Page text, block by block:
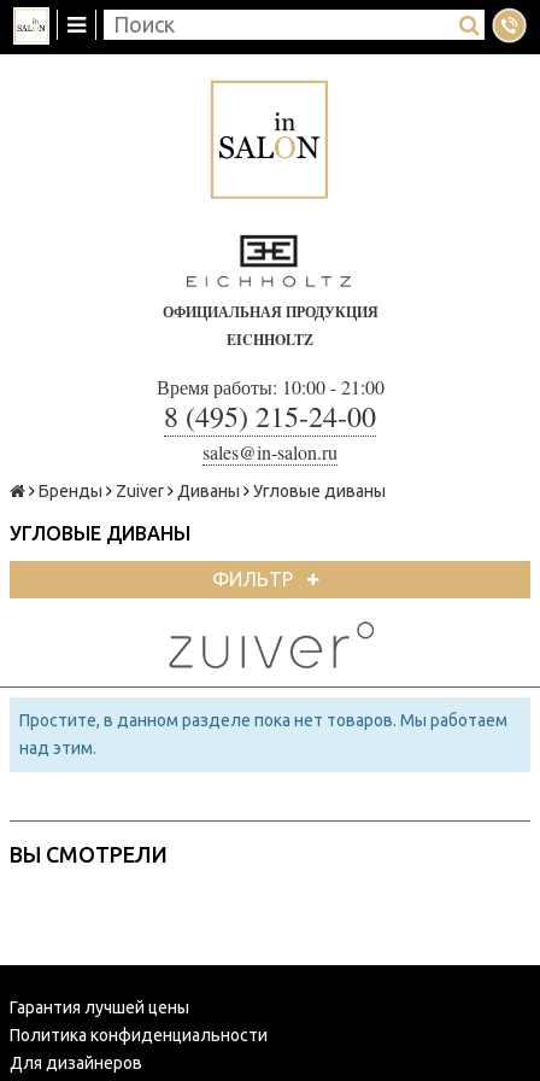
ОФИЦИАЛЬНАЯ ПРОДУКЦИЯ
EICHHOLTZ
Время работы: 10:00 - 21:00
8 (495) 215-24-00
sales@in-salon.ru
Бренды Zuiver Диваны Угловые диваны
УГЛОВЫЕ ДИВАНЫ
ФИЛЬТР
Простите, в данном разделе пока нет товаров. Мы работаем
над этим.
ВЫ СМОТРЕЛИ
Гарантия лучшей цены
Политика конфиденциальности
Для дизайнеров